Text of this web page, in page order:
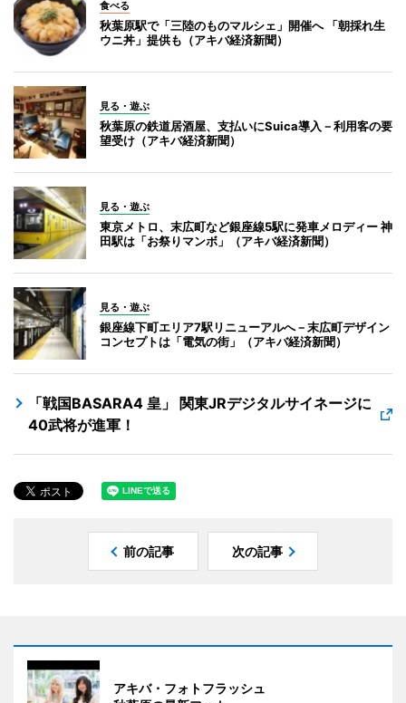
食べる
秋葉原駅で「三陸のものマルシェ」開催へ 「朝採れ生
ウニ丼」提供も（アキバ経済新聞）
見る・遊ぶ
秋葉原の鉄道居酒屋、支払いにSuica導入－利用客の要
望受け（アキバ経済新聞）
見る・遊ぶ
東京メトロ、末広町など銀座線5駅に発車メロディー 神
田駅は「お祭りマンボ」（アキバ経済新聞）
見る・遊ぶ
銀座線下町エリア7駅リニューアルへ－末広町デザイン
コンセプトは「電気の街」（アキバ経済新聞）
「戦国BASARA4 皇」 関東JRデジタルサイネージに
40武将が進軍！
前の記事 次の記事
アキバ・フォトフラッシュ